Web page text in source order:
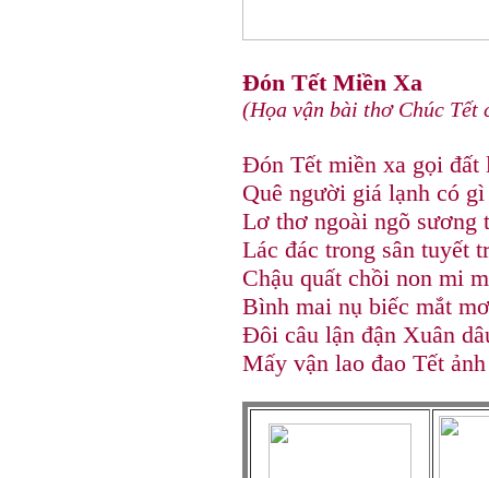
Đón Tết Miền Xa
(Họa vận bài thơ Chúc Tết
Đón Tết miền xa gọi đất
Quê người giá lạnh có gì
Lơ thơ ngoài ngõ sương
Lác đác trong sân tuyết
Chậu quất chồi non mi
Bình mai nụ biếc mắt
Đôi câu lận đận Xuân
Mấy vận lao đao Tết